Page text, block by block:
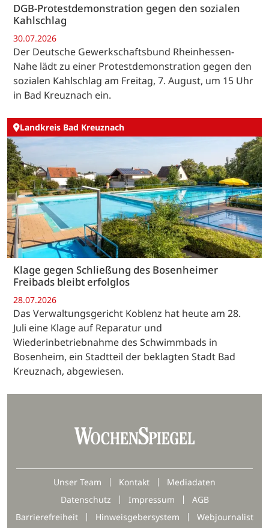
DGB-Protestdemonstration gegen den sozialen
Kahlschlag
30.07.2026
Der Deutsche Gewerkschaftsbund Rheinhessen-
Nahe lädt zu einer Protestdemonstration gegen den
sozialen Kahlschlag am Freitag, 7. August, um 15 Uhr
in Bad Kreuznach ein.
Landkreis Bad Kreuznach
Klage gegen Schließung des Bosenheimer
Freibads bleibt erfolglos
28.07.2026
Das Verwaltungsgericht Koblenz hat heute am 28.
Juli eine Klage auf Reparatur und
Wiederinbetriebnahme des Schwimmbads in
Bosenheim, ein Stadtteil der beklagten Stadt Bad
Kreuznach, abgewiesen.
Unser Team Kontakt
Mediadaten
Datenschutz
Impressum
AGB
Barrierefreiheit
Hinweisgebersystem Webjournalist